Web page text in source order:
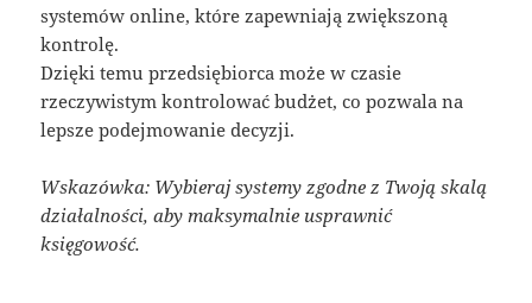
systemów online, które zapewniają zwiększoną
kontrolę.
Dzięki temu przedsiębiorca może w czasie
rzeczywistym kontrolować budżet, co pozwala na
lepsze podejmowanie decyzji.
Wskazówka: Wybieraj systemy zgodne z Twoją skalą
działalności, aby maksymalnie usprawnić
księgowość.